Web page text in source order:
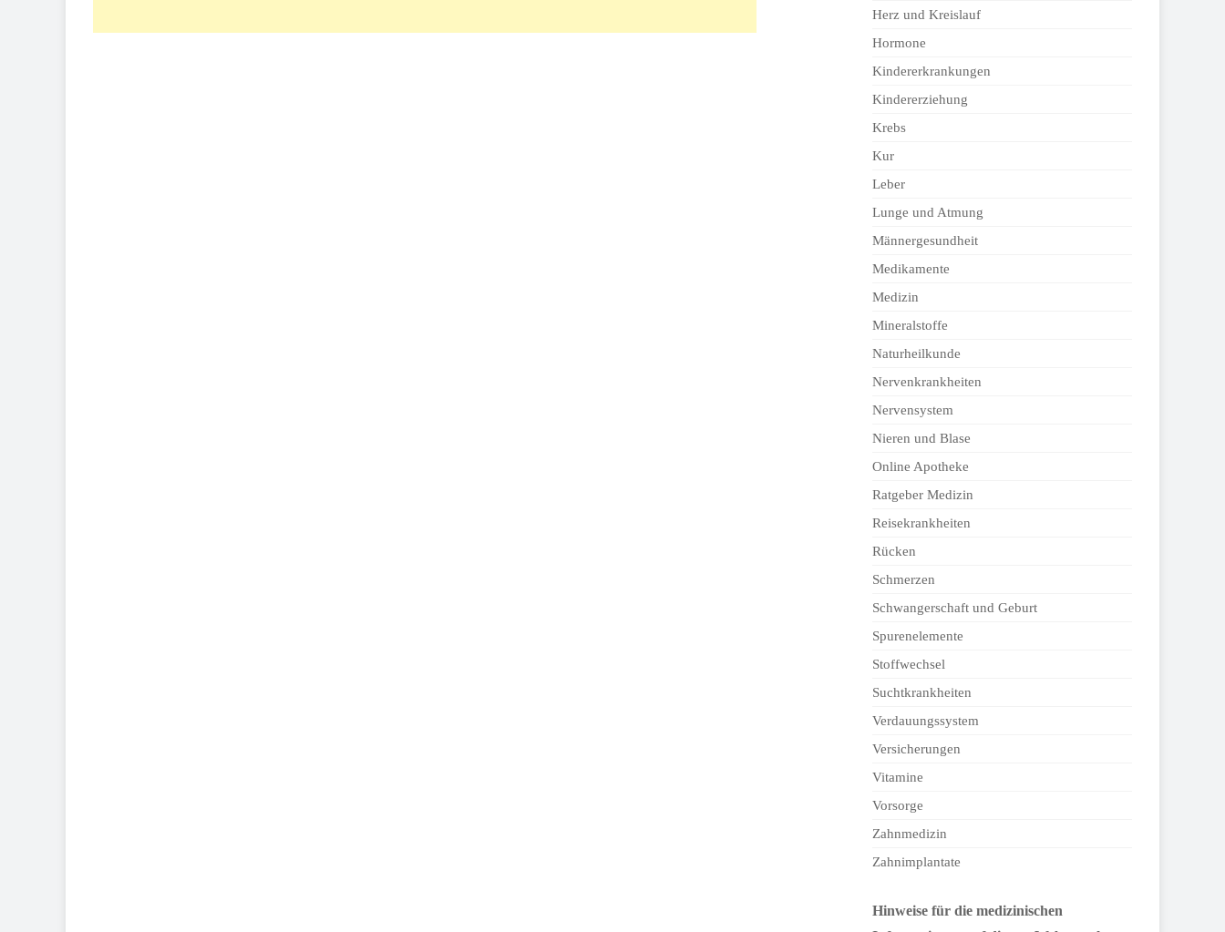
Herz und Kreislauf
Hormone
Kindererkrankungen
Kindererziehung
Krebs
Kur
Leber
Lunge und Atmung
Männergesundheit
Medikamente
Medizin
Mineralstoffe
Naturheilkunde
Nervenkrankheiten
Nervensystem
Nieren und Blase
Online Apotheke
Ratgeber Medizin
Reisekrankheiten
Rücken
Schmerzen
Schwangerschaft und Geburt
Spurenelemente
Stoffwechsel
Suchtkrankheiten
Verdauungssystem
Versicherungen
Vitamine
Vorsorge
Zahnmedizin
Zahnimplantate
Hinweise für die medizinischen